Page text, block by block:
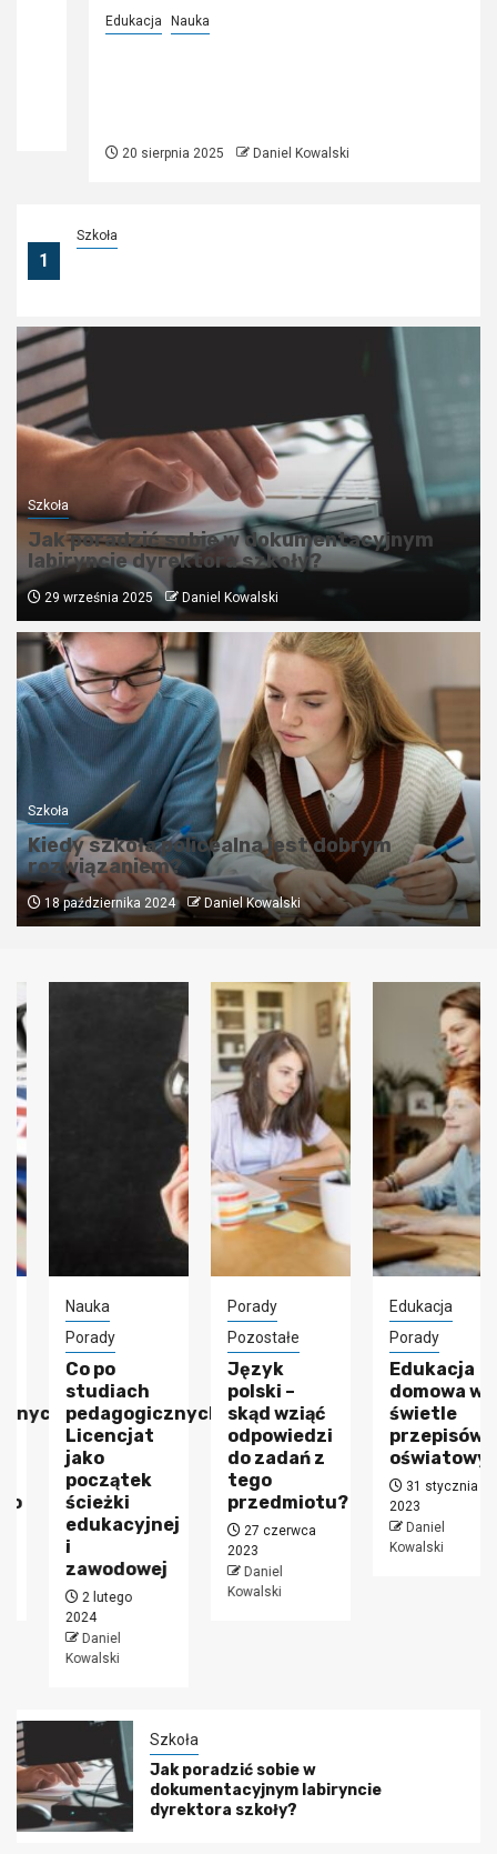
1
Szkoła
Nauka
20 sierpnia 2025 Daniel Kowalski
Szkoła
Jak poradzić sobie w dokumentacyjnym
labiryncie dyrektora szkoły?
29 września 2025 Daniel Kowalski
Szkoła
Kiedy szkoła policealna jest dobrym
rozwiązaniem?
18 października 2024 Daniel Kowalski
Nauka
Porady
Co po
studiach
pedagogicznych?
Licencjat
jako
początek
ścieżki
edukacyjnej
zawodowej
2 lutego
Daniel
Kowalski
Porady
Pozostałe
Język
polski –
skąd wziąć
odpowiedzi
do zadań z
tego
przedmiotu?
27 czerwca
Daniel
Kowalski
Edukacja
Porady
Edukacja
domowa w
świetle
przepisów
oświatowych
31 stycznia
Daniel
Kowalski
Szkoła
Jak poradzić sobie w
dokumentacyjnym labiryncie
dyrektora szkoły?